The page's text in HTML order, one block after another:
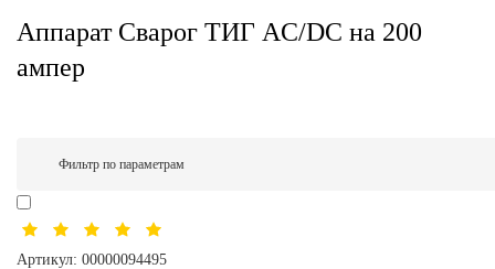
Аппарат Сварог ТИГ AC/DC на 200
ампер
Фильтр по параметрам
Артикул: 00000094495